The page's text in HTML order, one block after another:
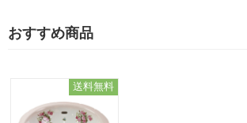
おすすめ商品
送料無料